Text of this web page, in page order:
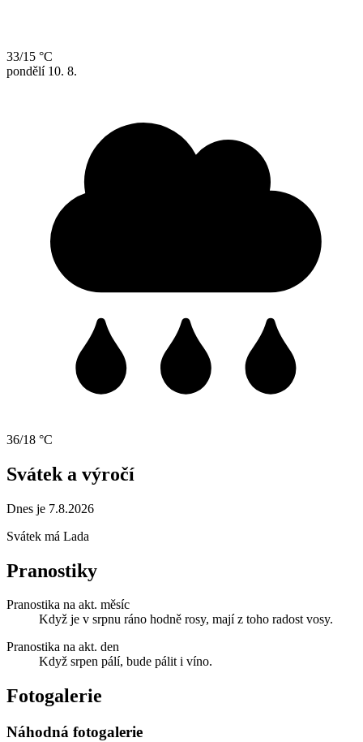
33/15 °C
pondělí 10. 8.
36/18 °C
Svátek a výročí
Dnes je 7.8.2026
Svátek má Lada
Pranostiky
Pranostika na akt. měsíc
Když je v srpnu ráno hodně rosy, mají z toho radost vosy.
Pranostika na akt. den
Když srpen pálí, bude pálit i víno.
Fotogalerie
Náhodná fotogalerie